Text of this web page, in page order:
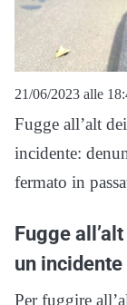
21/06/2023 alle
Fugge all’alt
incidente:
fermato in
Fugge
un incidente
Per fuggire